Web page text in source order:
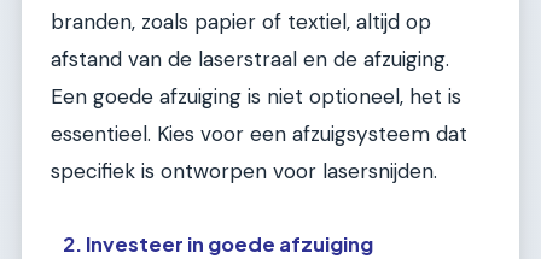
branden, zoals papier of textiel, altijd op
afstand van de laserstraal en de afzuiging.
Een goede afzuiging is niet optioneel, het is
essentieel. Kies voor een afzuigsysteem dat
specifiek is ontworpen voor lasersnijden.
2. Investeer in goede afzuiging